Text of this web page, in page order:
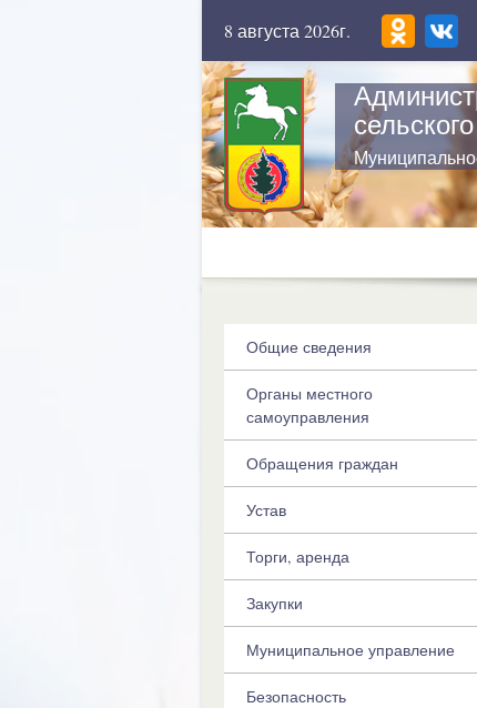
8 августа 2026г.
Общие сведения
Органы местного
самоуправления
Обращения граждан
Устав
Торги, аренда
Закупки
Муниципальное управление
Безопасность